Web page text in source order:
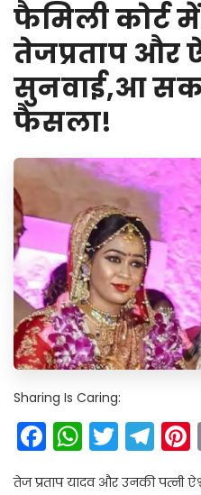
फैमिली कोर्ट
तेजप्रताप और
सुनवाई,आ
फैसला!
Sharing Is Caring:
Facebook
तेज प्रताप यादव और उनकी पत्नी